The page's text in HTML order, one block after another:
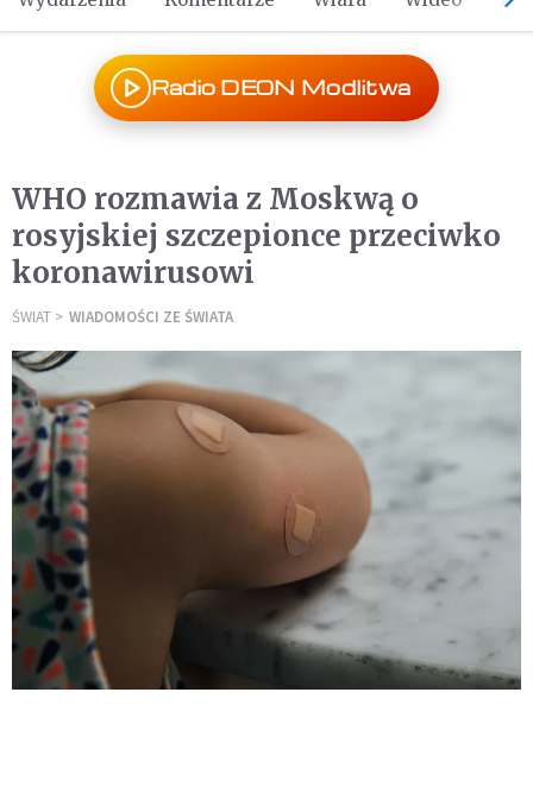
Radio DEON Modlitwa
WHO rozmawia z Moskwą o
rosyjskiej szczepionce przeciwko
koronawirusowi
ŚWIAT WIADOMOŚCI ZE ŚWIATA